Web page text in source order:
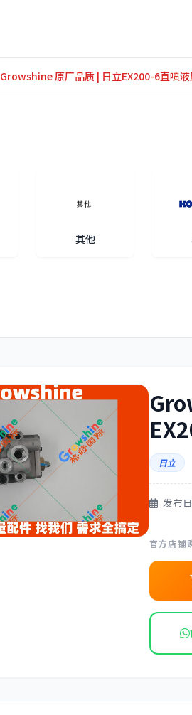
Growshine 原厂品质 | 日立EX200-6直喷
其他
斗山
日立
发布
官方店铺